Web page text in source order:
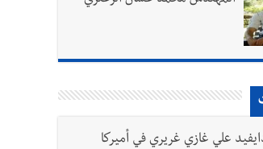
علي غازي غريري في أميركا